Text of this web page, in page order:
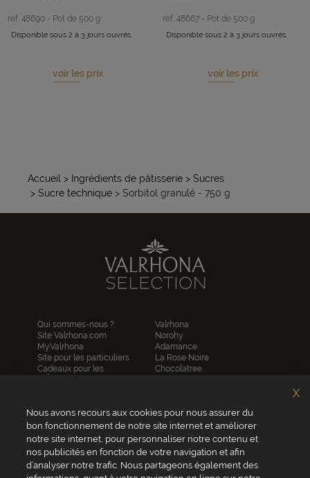
ref. 48690 - Pot de 500 g
Disponible sous 2 à 3 jours ouvrés.
voir les prix
ref. 48667 - Pot de 500 g
Disponible sous 2 à 3 jours ouvrés.
voir les prix
Accueil > Ingrédients de pâtisserie > Sucres
> Sucre technique > Sorbitol granulé - 750 g
Qui sommes-nous ?
Site Valrhona.com
MyValrhona
Site pour les particuliers
Cadeaux pour les
entreprises
Contactez-nous
Valrhona
Norohy
Adamance
La Rose Noire
Chocolatree
Republica del cacao
Service client
04 75 07 51 51
Nous avons recours aux cookies pour nous assurer du
bon fonctionnement de notre site internet et améliorer
notre site internet, pour personnaliser notre contenu et
nos publicités en fonction de votre navigation et afin
d’analyser notre trafic. Nous partageons également des
X